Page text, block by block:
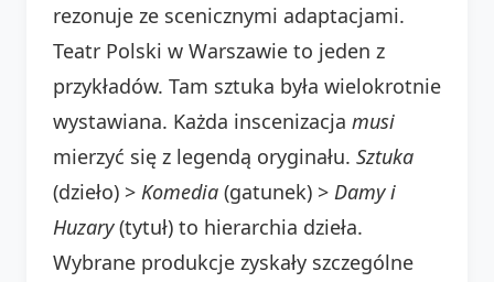
rezonuje ze scenicznymi adaptacjami.
Teatr Polski w Warszawie to jeden z
przykładów. Tam sztuka była wielokrotnie
wystawiana. Każda inscenizacja musi
mierzyć się z legendą oryginału. Sztuka
(dzieło) > Komedia (gatunek) > Damy i
Huzary(tytuł) to hierarchia dzieła.
Wybrane produkcje zyskały szczególne